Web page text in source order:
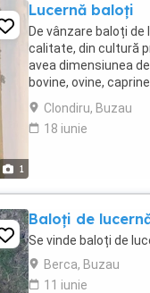
1
Lucernă baloți
De vânzare baloți
calitate, din cultură
avea dimensiunea
bovine, ovine,
întreținută ...
Clondiru, Buzau
18 iunie
Baloți de
Se vinde baloți de
Berca, Buzau
11 iunie